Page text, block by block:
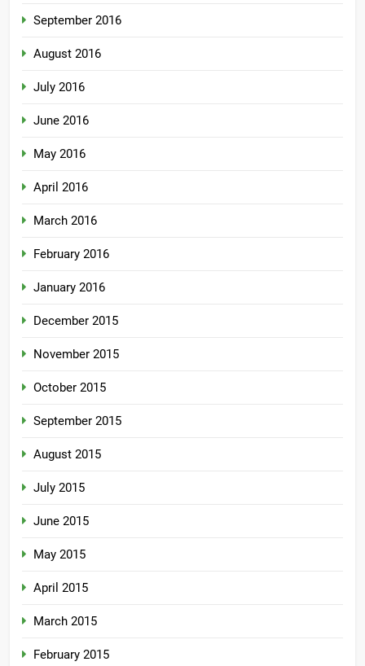
September 2016
August 2016
July 2016
June 2016
May 2016
April 2016
March 2016
February 2016
January 2016
December 2015
November 2015
October 2015
September 2015
August 2015
July 2015
June 2015
May 2015
April 2015
March 2015
February 2015